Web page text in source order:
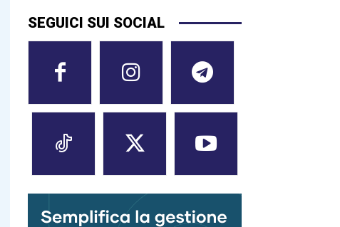
SEGUICI SUI SOCIAL